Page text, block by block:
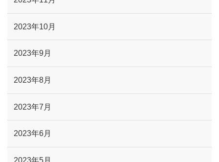
2023年10月
2023年9月
2023年8月
2023年7月
2023年6月
2023年5月